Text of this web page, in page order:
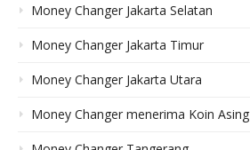
Money Changer Jakarta Selatan
Money Changer Jakarta Timur
Money Changer Jakarta Utara
Money Changer menerima Koin Asing